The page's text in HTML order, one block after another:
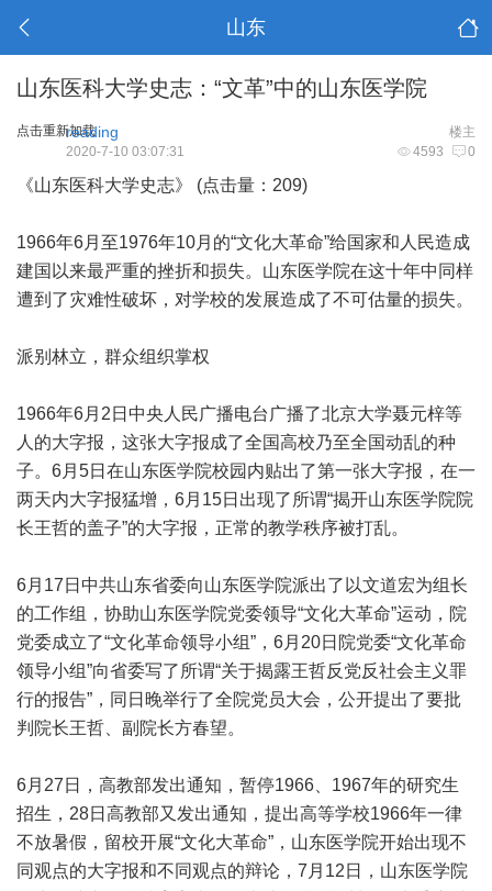
山东
山东医科大学史志：“文革”中的山东医学院
点击重新加载 楼主
reading
4593 0
2020-7-10 03:07:31
《山东医科大学史志》 (点击量：209)
1966年6月至1976年10月的“文化大革命”给国家和人民造成
建国以来最严重的挫折和损失。山东医学院在这十年中同样
遭到了灾难性破坏，对学校的发展造成了不可估量的损失。
派别林立，群众组织掌权
1966年6月2日中央人民广播电台广播了北京大学聂元梓等
人的大字报，这张大字报成了全国高校乃至全国动乱的种
子。6月5日在山东医学院校园内贴出了第一张大字报，在一
两天内大字报猛增，6月15日出现了所谓“揭开山东医学院院
长王哲的盖子”的大字报，正常的教学秩序被打乱。
6月17日中共山东省委向山东医学院派出了以文道宏为组长
的工作组，协助山东医学院党委领导“文化大革命”运动，院
党委成立了“文化革命领导小组”，6月20日院党委“文化革命
领导小组”向省委写了所谓“关于揭露王哲反党反社会主义罪
行的报告”，同日晚举行了全院党员大会，公开提出了要批
判院长王哲、副院长方春望。
6月27日，高教部发出通知，暂停1966、1967年的研究生
招生，28日高教部又发出通知，提出高等学校1966年一律
不放暑假，留校开展“文化大革命”，山东医学院开始出现不
同观点的大字报和不同观点的辩论，7月12日，山东医学院